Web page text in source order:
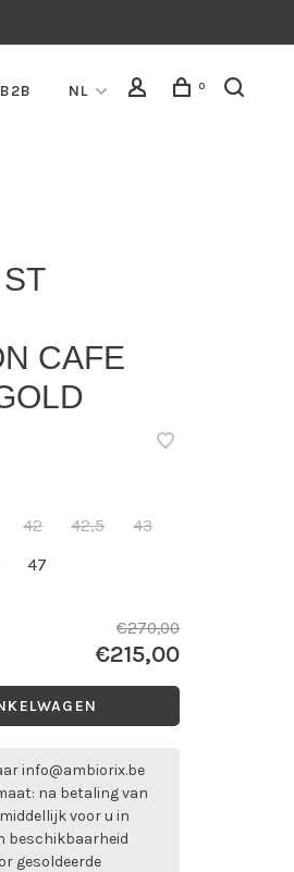
B2B NL 0
CAFE
42 42,5
43
47
€270,00
€215,00
info@ambiorix.be
na betaling van
voor u in
beschikbaarheid
gesoldeerde